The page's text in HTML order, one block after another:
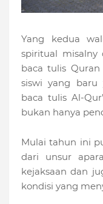
Yang kedua
spiritual misalny
baca tulis Quran
siswi yang baru
baca tulis Al-
bukan hanya
Mulai tahun ini
dari unsur
kejaksaan dan
kondisi yang